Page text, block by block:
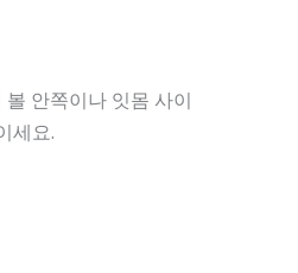
안쪽이나 잇몸 사이
세요.